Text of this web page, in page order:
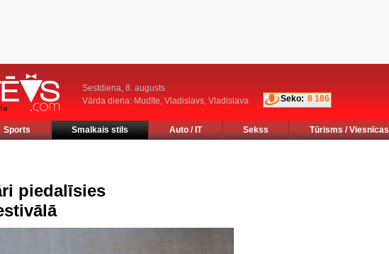
Sestdiena, 8. augusts
Vārda diena: Mudīte, Vladislavs, Vladislava
Seko: 8 186
Sports Smalkais stils Auto / IT Sekss Tūrisms / Viesnīcas
piedalīsies